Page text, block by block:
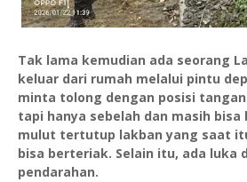
Tak lama kemudian ada seorang
keluar dari rumah melalui pintu
minta tolong dengan posisi
tapi hanya sebelah dan masih bisa
mulut tertutup lakban yang saat
bisa berteriak. Selain itu, ada luka
pendarahan.